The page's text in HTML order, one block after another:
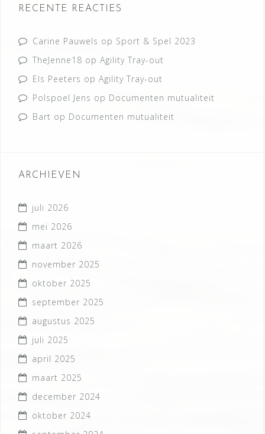
RECENTE REACTIES
Carine Pauwels op Sport & Spel 2023
TheJenne18 op Agility Tray-out
Els Peeters op Agility Tray-out
Polspoel Jens op Documenten mutualiteit
Bart op Documenten mutualiteit
ARCHIEVEN
juli 2026
mei 2026
maart 2026
november 2025
oktober 2025
september 2025
augustus 2025
juli 2025
april 2025
maart 2025
december 2024
oktober 2024